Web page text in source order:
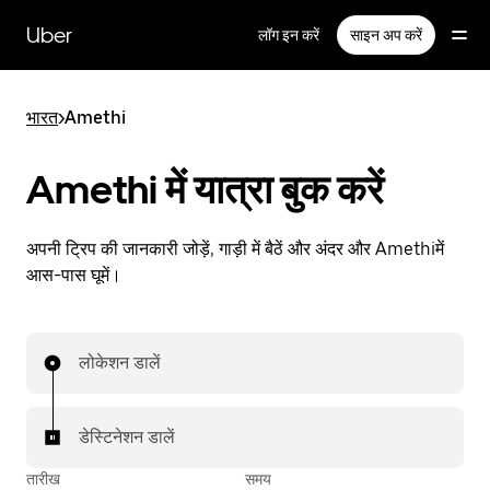
सामग्री
पर
Uber लॉग इन करें साइन अप करें
भारत>Amethi
Amethi में यात्रा बुक करें
अपनी ट्रिप की जानकारी जोड़ें, गाड़ी में बैठें और अंदर और Amethiमें
आस-पास घूमें।
लोकेशन डालें
डेस्टिनेशन डालें
तारीख समय